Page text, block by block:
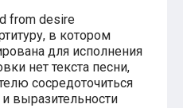
from desire
в котором
для исполнения
нет текста песни,
сосредоточиться
выразительности